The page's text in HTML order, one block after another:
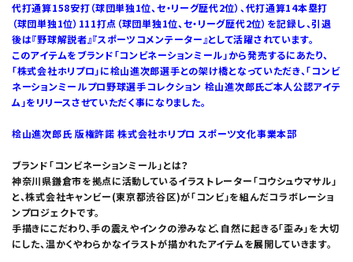
代打通算158安打（球団単独1位、セ・リーグ歴代2位）、代打通算14本塁打
（球団単独1位）111打点（球団単独1位、セ・リーグ歴代2位）を記録し、引退
後は『野球解説者』『スポーツコメンテーター』として活躍されています。
このアイテムをブランド「コンビネーションミール」から発売するにあたり、
「株式会社ホリプロ」に桧山進次郎選手との架け橋となっていただき、「コンビ
ネーションミールプロ野球選手コレクション 桧山進次郎氏ご本人公認アイテ
ム」をリリースさせていただく事になりました。
桧山進次郎氏 版権許諾 株式会社ホリプロ スポーツ文化事業本部
ブランド「コンビネーションミール」とは？
神奈川県鎌倉市を拠点に活動しているイラストレーター「コウシュウマサル」
と、株式会社キャンビー(東京都渋谷区)が「コンビ」を組んだコラボレーショ
ンプロジェクトです。
手描きにこだわり、手の震えやインクの滲みなど、自然に起きる「歪み」を大切
にした、温かくやわらかなイラストが描かれたアイテムを展開していきます。